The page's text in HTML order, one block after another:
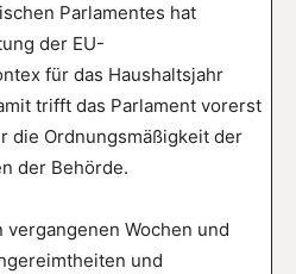
Parlamentes hat
der EU-
für das Haushaltsjahr
trifft das Parlament vorerst
die Ordnungsmäßigkeit der
der Behörde.
Wochen und
und